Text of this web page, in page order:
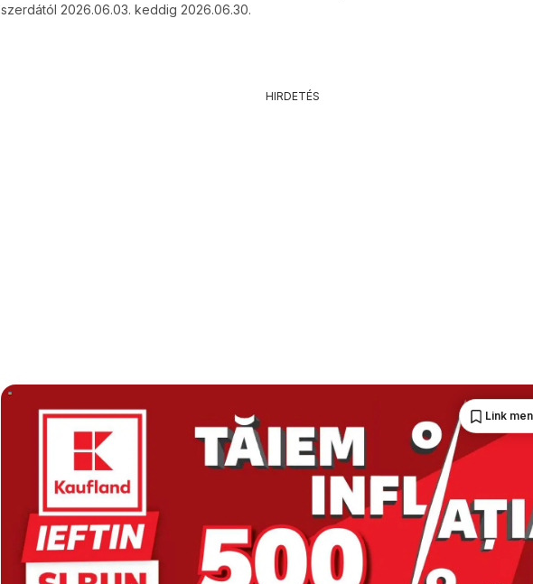
szerdától 2026.06.03. keddig 2026.06.30.
HIRDETÉS
Link